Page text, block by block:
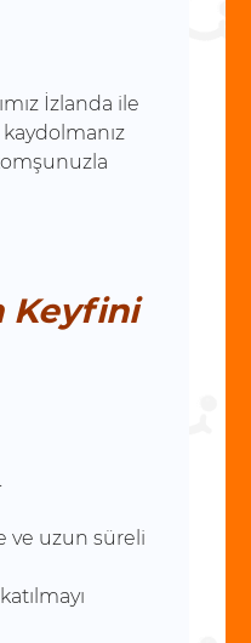
İzlanda ile
Keyfini
ve uzun süreli